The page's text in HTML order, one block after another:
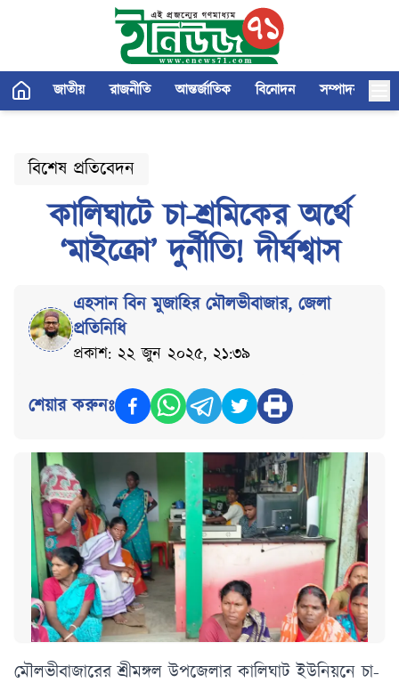
জাতীয় রাজনীতি আন্তর্জাতিক বিনোদন সম্পাদকীয়
বিশেষ প্রতিবেদন
কালিঘাটে চা-শ্রমিকের অর্থে
‘মাইক্রো’ দুর্নীতি! দীর্ঘশ্বাস
এহসান বিন মুজাহির মৌলভীবাজার, জেলা
প্রতিনিধি
প্রকাশ: ২২ জুন ২০২৫, ২১:৩৯
শেয়ার করুনঃ
মৌলভীবাজারের শ্রীমঙ্গল উপজেলার কালিঘাট ইউনিয়নে চা-